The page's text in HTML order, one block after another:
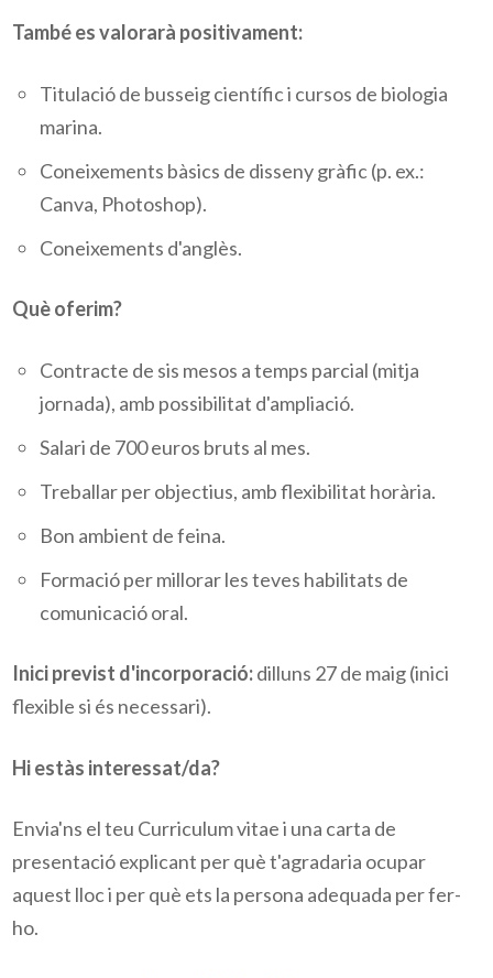
També es valorarà positivament:
Titulació de busseig científic i cursos de biologia
marina.
Coneixements bàsics de disseny gràfic (p. ex.:
Canva, Photoshop).
Coneixements d'anglès.
Què oferim?
Contracte de sis mesos a temps parcial (mitja
jornada), amb possibilitat d'ampliació.
Salari de 700 euros bruts al mes.
Treballar per objectius, amb flexibilitat horària.
Bon ambient de feina.
Formació per millorar les teves habilitats de
comunicació oral.
Inici previst d'incorporació:dilluns 27 de maig (inici
flexible si és necessari).
Hi estàs interessat/da?
Envia'ns el teu Curriculum vitae i una carta de
presentació explicant per què t'agradaria ocupar
aquest lloc i per què ets la persona adequada per fer-
ho.